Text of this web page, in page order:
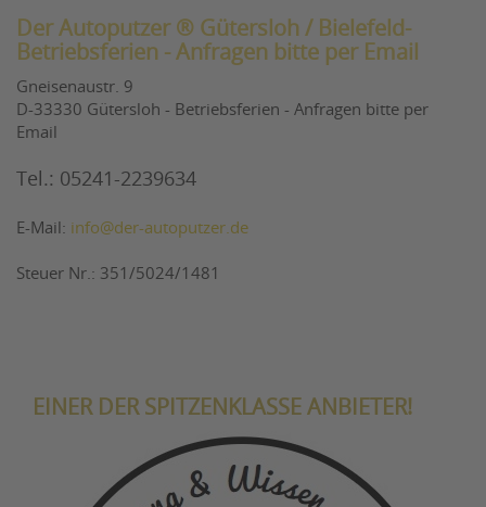
Der Autoputzer ® Gütersloh / Bielefeld-
Betriebsferien - Anfragen bitte per Email
Gneisenaustr. 9
D-33330 Gütersloh - Betriebsferien - Anfragen bitte per
Email
Tel.: 05241-2239634
E-Mail: info@der-autoputzer.de
Steuer Nr.: 351/5024/1481
EINER DER SPITZENKLASSE ANBIETER!